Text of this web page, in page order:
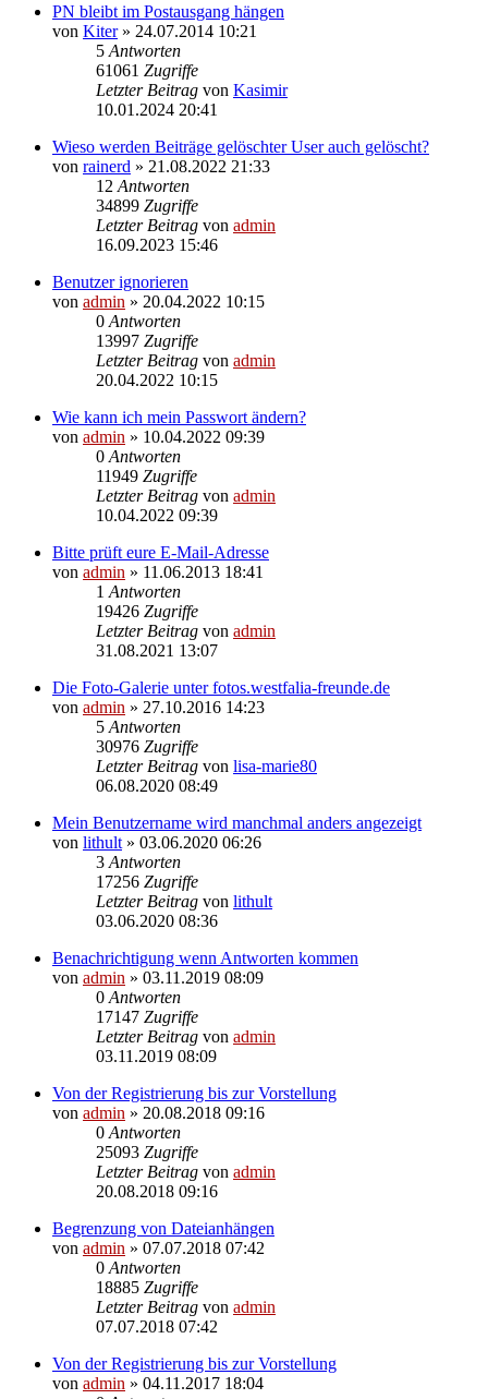
PN bleibt im Postausgang hängen
von Kiter» 24.07.2014 10:21
5 Antworten
61061 Zugriffe
Letzter Beitrag von Kasimir
10.01.2024 20:41
Wieso werden Beiträge gelöschter User auch gelöscht?
von rainerd » 21.08.2022 21:33
12 Antworten
34899 Zugriffe
Letzter Beitrag von admin
16.09.2023 15:46
Benutzer ignorieren
von admin » 20.04.2022 10:15
0 Antworten
13997 Zugriffe
Letzter Beitrag von admin
20.04.2022 10:15
Wie kann ich mein Passwort ändern?
von admin » 10.04.2022 09:39
0 Antworten
11949 Zugriffe
Letzter Beitrag von admin
10.04.2022 09:39
Bitte prüft eure E-Mail-Adresse
von admin » 11.06.2013 18:41
1 Antworten
19426 Zugriffe
Letzter Beitrag von admin
31.08.2021 13:07
Die Foto-Galerie unter fotos.westfalia-freunde.de
von admin » 27.10.2016 14:23
5 Antworten
30976 Zugriffe
Letzter Beitrag von lisa-marie80
06.08.2020 08:49
Mein Benutzername wird manchmal anders angezeigt
von lithult » 03.06.2020 06:26
3 Antworten
17256 Zugriffe
Letzter Beitrag von lithult
03.06.2020 08:36
Benachrichtigung wenn Antworten kommen
von admin » 03.11.2019 08:09
0 Antworten
17147 Zugriffe
Letzter Beitrag von admin
03.11.2019 08:09
Von der Registrierung bis zur Vorstellung
von admin » 20.08.2018 09:16
0 Antworten
25093 Zugriffe
Letzter Beitrag von admin
20.08.2018 09:16
Begrenzung von Dateianhängen
von admin » 07.07.2018 07:42
0 Antworten
18885 Zugriffe
Letzter Beitrag von admin
07.07.2018 07:42
Von der Registrierung bis zur Vorstellung
von admin » 04.11.2017 18:04